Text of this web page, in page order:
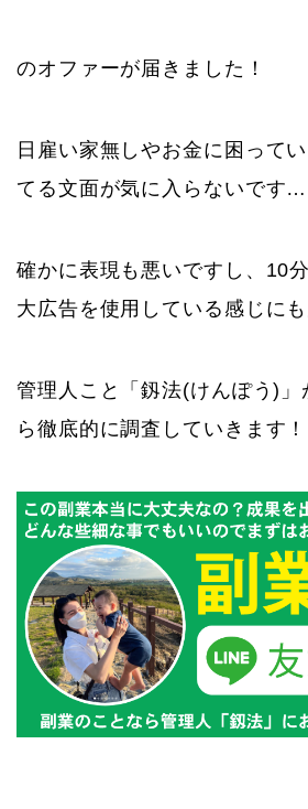
のオファーが届きました！
日雇い家無しやお金に困って
てる文面が気に入らないです…
確かに表現も悪いですし、10
大広告を使用している感じにも
管理人こと「釼法(けんぽう)」
ら徹底的に調査していきます！